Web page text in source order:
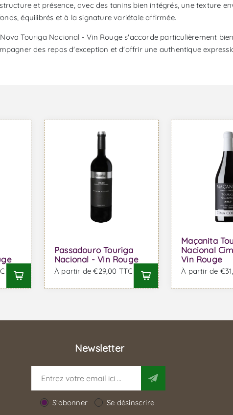
et présence, avec des tanins bien intégrés, une texture
équilibrés et à la signature variétale affirmée.
Touriga Nacional - Vin Rouge s'accorde particulièrement
des repas d'exception et d'offrir une authentique
Passadouro Touriga
Nacional - Vin Rouge
À partir de €29,00 TTC
Maçanita
Nacional
Vin Rouge
À partir de
Newsletter
S'abonner Se désinscrire